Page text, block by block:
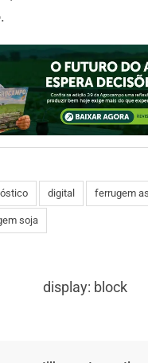
digital ferrugem
soja
display: block